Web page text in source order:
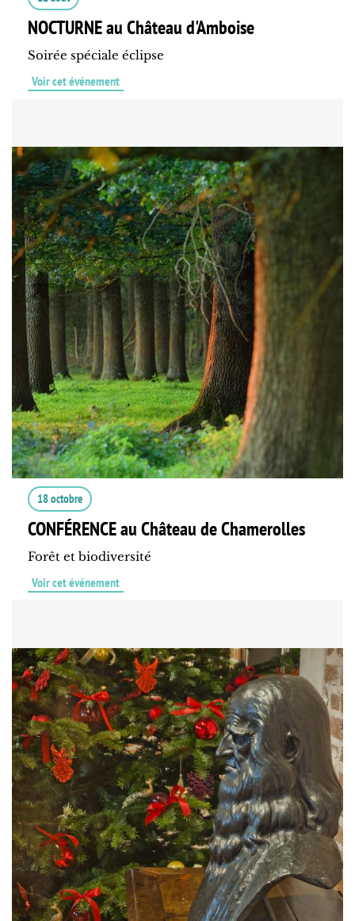
NOCTURNE au Château d'Amboise
Soirée spéciale éclipse
Voir cet événement
18 octobre
CONFÉRENCE au Château de Chamerolles
Forêt et biodiversité
Voir cet événement